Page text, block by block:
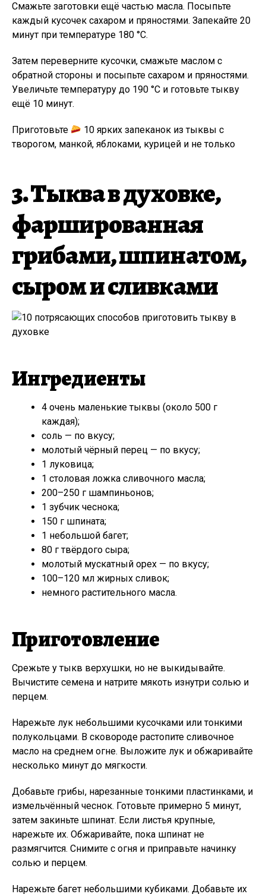
Смажьте заготовки ещё частью масла. Посыпьте
каждый кусочек сахаром и пряностями. Запекайте 20
минут при температуре 180 °C.
Затем переверните кусочки, смажьте маслом с
обратной стороны и посыпьте сахаром и пряностями.
Увеличьте температуру до 190 °C и готовьте тыкву
ещё 10 минут.
Приготовьте
10 ярких запеканок из тыквы с
творогом, манкой, яблоками, курицей и не только
3. Тыква в духовке,
фаршированная
грибами, шпинатом,
сыром и сливками
Ингредиенты
4 очень маленькие тыквы (около 500 г
каждая);
соль — по вкусу;
молотый чёрный перец — по вкусу;
1 луковица;
1 столовая ложка сливочного масла;
200–250 г шампиньонов;
1 зубчик чеснока;
150 г шпината;
1 небольшой багет;
80 г твёрдого сыра;
молотый мускатный орех — по вкусу;
100–120 мл жирных сливок;
немного растительного масла.
Приготовление
Срежьте у тыкв верхушки, но не выкидывайте.
Вычистите семена и натрите мякоть изнутри солью и
перцем.
Нарежьте лук небольшими кусочками или тонкими
полукольцами. В сковороде растопите сливочное
масло на среднем огне. Выложите лук и обжаривайте
несколько минут до мягкости.
Добавьте грибы, нарезанные тонкими пластинками, и
измельчённый чеснок. Готовьте примерно 5 минут,
затем закиньте шпинат. Если листья крупные,
нарежьте их. Обжаривайте, пока шпинат не
размягчится. Снимите с огня и приправьте начинку
солью и перцем.
Нарежьте багет небольшими кубиками. Добавьте их